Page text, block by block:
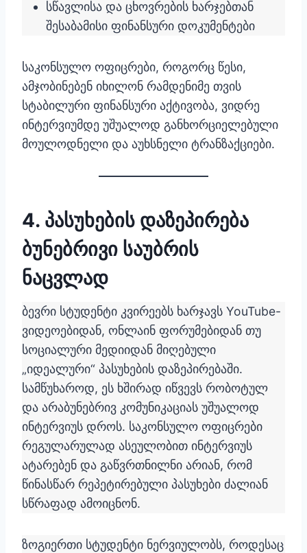
სწავლისა და ცხოვრების ხარჯებთან
შესაბამისი ფინანსური დოკუმენტები
საკონსულო ოფიცრები, როგორც წესი,
ამჯობინებენ იხილონ რამდენიმე თვის
სტაბილური ფინანსური აქტივობა, ვიდრე
ინტერვიუმდე უშუალოდ განხორციელებული
მოულოდნელი და აუხსნელი ტრანზაქციები.
4. პასუხების დაზეპირება
ბუნებრივი საუბრის
ნაცვლად
ბევრი სტუდენტი კვირეებს ხარჯავს YouTube-
ვიდეოებიდან, ონლაინ ფორუმებიდან თუ
სოციალური მედიიდან მიღებული
„იდეალური“ პასუხების დაზეპირებაში.
სამწუხაროდ, ეს ხშირად იწვევს რობოტულ
და არაბუნებრივ კომუნიკაციას უშუალოდ
ინტერვიუს დროს. საკონსულო ოფიცრები
რეგულარულად ასეულობით ინტერვიუს
ატარებენ და გაწვრთნილნი არიან, რომ
წინასწარ რეპეტირებული პასუხები ძალიან
სწრაფად ამოიცნონ.
ზოგიერთი სტუდენტი ნერვიულობს, როდესაც